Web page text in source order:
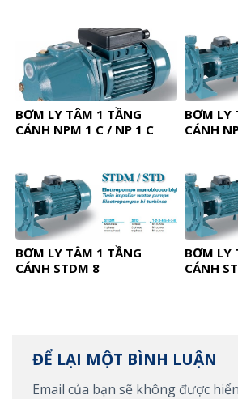
BƠM LY TÂM 1 TẦNG
CÁNH NPM 1 C / NP 1 C
BƠM LY
CÁNH
BƠM LY TÂM 1 TẦNG
CÁNH STDM 8
BƠM LY
CÁNH
ĐỂ LẠI MỘT BÌNH LUẬN
Email của bạn sẽ không được